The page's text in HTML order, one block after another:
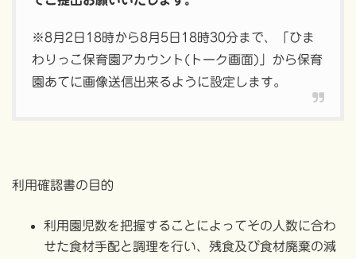
※8月2日18時から8月5日18時30分まで、「ひま
わりっこ保育園アカウント(トーク画面)」から保育
園あてに画像送信出来るように設定します。
利用確認書の目的
利用園児数を把握することによってその人数に合わ
せた食材手配と調理を行い、残食及び食材廃棄の減